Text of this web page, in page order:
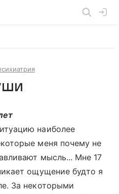
наиболее
меня почему не
мысль... Мне 17
ощущение будто я
За некоторыми